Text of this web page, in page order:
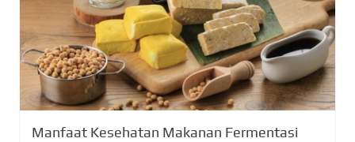
Manfaat Kesehatan Makanan Fermentasi